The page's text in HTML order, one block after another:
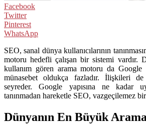
Facebook
Twitter
Pinterest
WhatsApp
SEO, sanal dünya kullanıcılarının
motoru hedefli çalışan bir sistemi vardır.
kullanım gören arama motoru da Google
münasebet oldukça fazladır. İlişkileri
seyreder. Google yapısına ne kadar
tanınmadan hareketle SEO, vazgeçilemez bir
Dünyanın En Büyük